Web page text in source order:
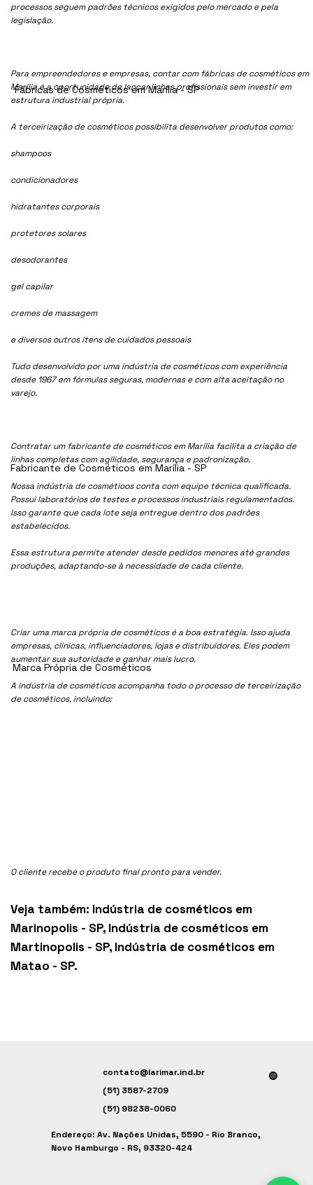
processos seguem padrões técnicos exigidos pelo mercado e pela
legislação.
Para empreendedores e empresas, contar com fábricas de cosméticos em
Marília é a oportunidade de lançar linhas profissionais sem investir em
estrutura industrial própria.
A terceirização de cosméticos possibilita desenvolver produtos como:
shampoos
condicionadores
hidratantes corporais
protetores solares
desodorantes
gel capilar
cremes de massagem
e diversos outros itens de cuidados pessoais
Tudo desenvolvido por uma indústria de cosméticos com experiência
desde 1967 em fórmulas seguras, modernas e com alta aceitação no
varejo.
Contratar um fabricante de cosméticos em Marília facilita a criação de
linhas completas com agilidade, segurança e padronização.
Nossa indústria de cosmétioos conta com equipe técnica qualificada.
Possui laboratórios de testes e processos industriais regulamentados.
Isso garante que cada lote seja entregue dentro dos padrões
estabelecidos.
Essa estrutura permite atender desde pedidos menores até grandes
produções, adaptando-se à necessidade de cada cliente.
Criar uma marca própria de cosméticos é a boa estratégia. Isso ajuda
empresas, clínicas, influenciadores, lojas e distribuidores. Eles podem
aumentar sua autoridade e ganhar mais lucro.
A indústria de cosméticos acompanha todo o processo de terceirização
de cosméticos, incluindo:
O cliente recebe o produto final pronto para vender.
Veja também: Indústria de cosméticos em
Marinopolis - SP, Indústria de cosméticos em
Martinopolis - SP, Indústria de cosméticos em
Matao - SP.
Fábricas de Cosméticos em Marília - SP
Fabricante de Cosméticos em Marília - SP
Marca Própria de Cosméticos
contato@larimar.ind.br
(51) 3587-2709
(51) 98238-0060
Endereço: Av. Nações Unidas, 5590 - Rio Branco,
Novo Hamburgo - RS, 93320-424